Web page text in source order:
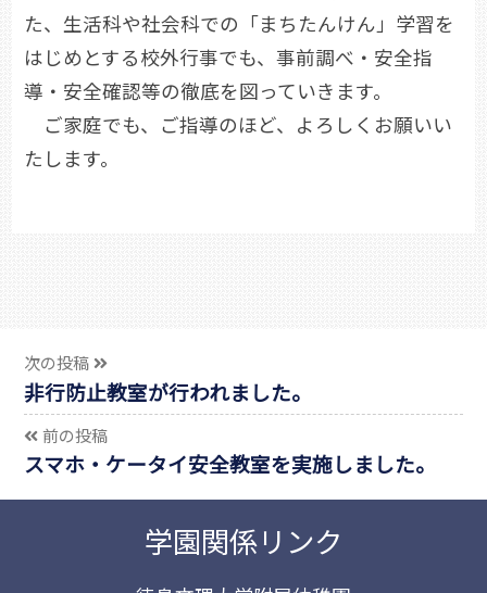
た、生活科や社会科での「まちたんけん」学習を
はじめとする校外行事でも、事前調べ・安全指
導・安全確認等の徹底を図っていきます。
ご家庭でも、ご指導のほど、よろしくお願いい
たします。
次の投稿
非行防止教室が行われました。
前の投稿
スマホ・ケータイ安全教室を実施しました。
学園関係リンク